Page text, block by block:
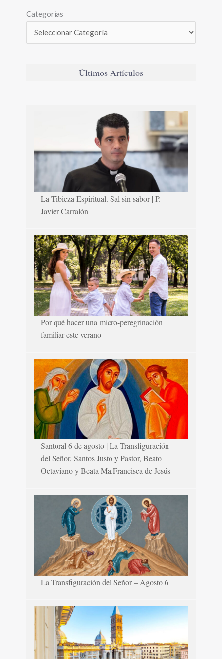
Categorías
Últimos Artículos
La Tibieza Espiritual. Sal sin sabor | P.
Javier Carralón
Por qué hacer una micro-peregrinación
familiar este verano
Santoral 6 de agosto | La Transfiguración
del Señor, Santos Justo y Pastor, Beato
Octaviano y Beata Ma.Francisca de Jesús
La Transfiguración del Señor – Agosto 6